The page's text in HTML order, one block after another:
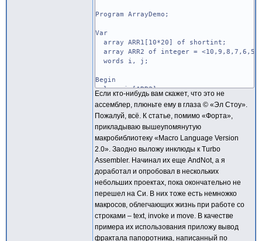
_ CALCK-SPEED
; запрашиваем новую игру,
_ sNew GET-INPUT NOT
_ EXIT
Program ArrayDemo;
Var
array ARR1[10*20] of shortint;
array ARR2 of integer =
words i, j;
Begin
lea si,[ARR2];
for i = 1 to 10 do
asm lodsw \ j = ax;
WriteLn<'ARR2['>,i,<'] = '>,j;
next i;
End_
Если кто-нибудь вам скажет, что это не
ассемблер, плюньте ему в глаза © «Эл Стоу».
Пожалуй, всё. К статье, помимо «Форта»,
прикладываю вышеупомянутую
макробиблиотеку «Macro Language Version
2.0». Заодно выложу инклюды к Turbo
Assembler. Начинал их еще AndNot, а я
доработал и опробовал в нескольких
небольших проектах, пока окончательно не
перешел на Си. В них тоже есть немножко
макросов, облегчающих жизнь при работе со
строками – text, invoke и move. В качестве
примера их использования приложу вывод
фрактала папоротника, написанный по